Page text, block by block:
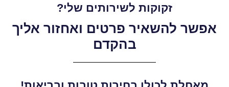
זקוקות לשירותים שלי?
אפשר להשאיר פרטים ואחזור אליך
בהקדם